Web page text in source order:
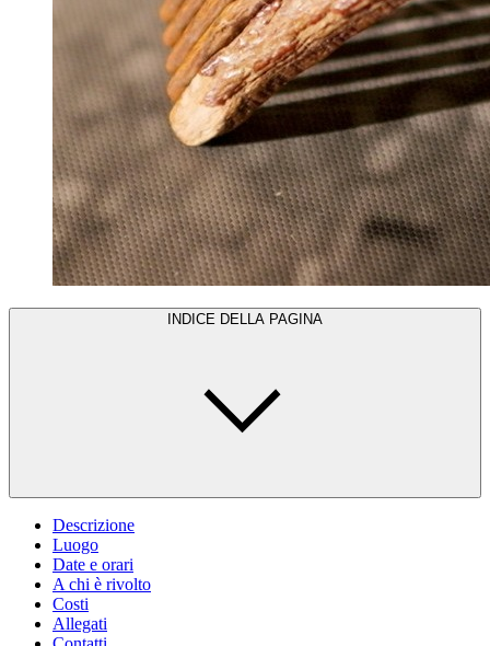
INDICE DELLA PAGINA
Descrizione
Luogo
Date e orari
A chi è rivolto
Costi
Allegati